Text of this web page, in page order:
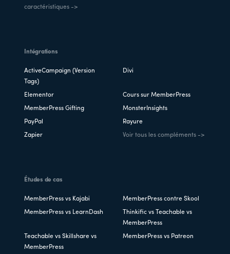
caractéristiques ->
Intégrations
ActiveCampaign (Version
Tags)
Divi
Elementor Cours sur MemberPress
MemberPress Gifting MonsterInsights
PayPal Rayure
Zapier Voir tous les compléments ->
Études de cas
MemberPress vs Kajabi MemberPress contre Skool
MemberPress vs LearnDash
Thinkific vs Teachable vs
MemberPress
Teachable vs Skillshare vs
MemberPress
MemberPress vs Patreon